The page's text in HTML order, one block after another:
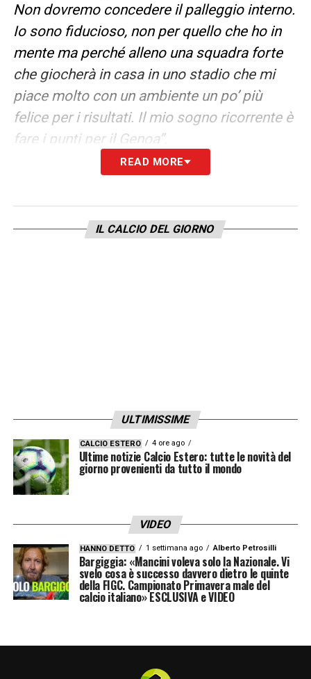
Non dovremo concedere il palleggio interno.
Io sono fiducioso, non per quello che ho in
mente ma perché alleno una squadra forte
che giocherà in casa in uno stadio che mi
piace molto con un ambiente un po’ più
felice per i risultati. Il mio sogno ricorrente è
fare i punti per il Genoa”.
LEGGI LE PAROLE INTERGRALI DI DE ROSSI
LA PLAYLIST DELLE NOSTRE TOP NEWS
READ MORE
IL CALCIO DEL GIORNO
ULTIMISSIME
CALCIO ESTERO 4 ore ago
Ultime notizie Calcio Estero: tutte le novità del
giorno provenienti da tutto il mondo
VIDEO
HANNO DETTO 1 settimana ago Alberto Petrosilli
Bargiggia: «Mancini voleva solo la Nazionale. Vi
svelo cosa è successo davvero dietro le quinte
della FIGC. Campionato Primavera male del
calcio italiano» ESCLUSIVA e VIDEO